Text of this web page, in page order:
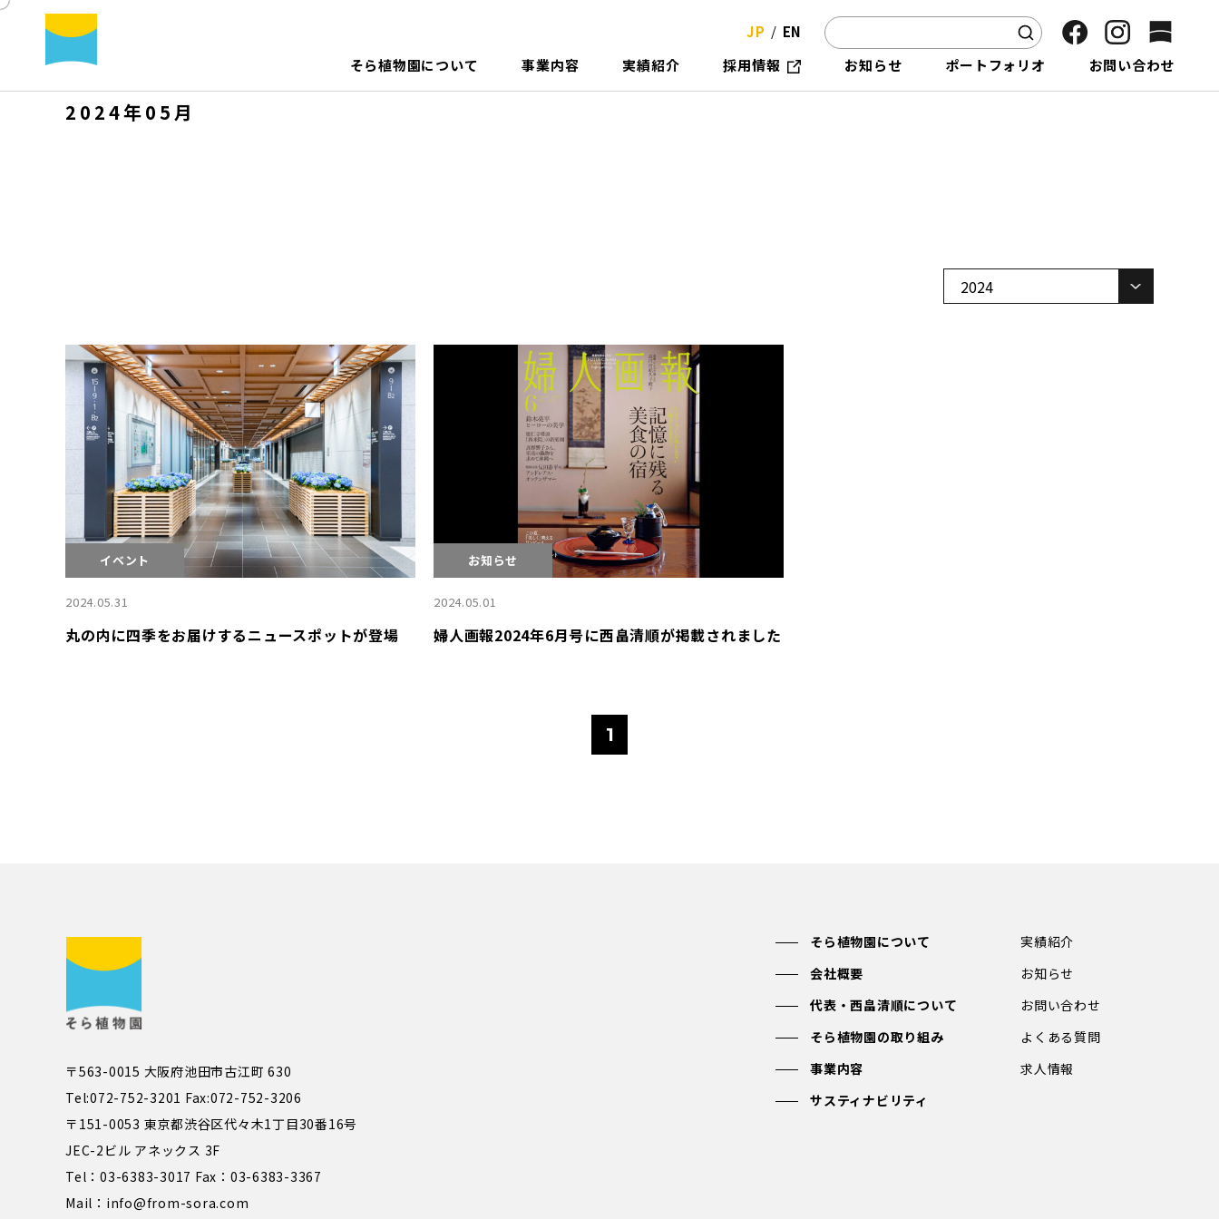
そら植物園について 事業内容 実績紹介 採用情報 お知らせ ポー ト フォ リ オ お問い合わせ
JP EN
2024年05月
イベント
2024.05.31
丸の内に四季をお届けするニュースポットが登場
お知らせ
2024.05.01
婦人画報2024年6月号に西畠清順が掲載されました
1
そら植物園について
会社概要
代表・西畠清順について
そら植物園の取り組み
事業内容
サスティナビリティ
実績紹介
お知らせ
お問い合わせ
よくある質問
求人情報
〒563-0015 大阪府池田市古江町 630
Tel:072-752-3201 Fax:072-752-3206
〒151-0053 東京都渋谷区代々木1丁目30番16号
JEC-2ビル アネックス 3F
Tel：03-6383-3017 Fax：03-6383-3367
Mail：info@from-sora.com